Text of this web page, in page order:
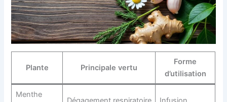
Plante Principale vertu
Forme
d’utilisation
Menthe